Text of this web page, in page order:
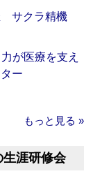
サクラ精機
が医療を支え
ー
もっと見る »
生涯研修会